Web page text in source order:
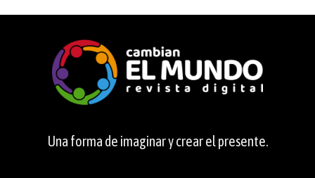
Una forma de imaginar y crear el presente.